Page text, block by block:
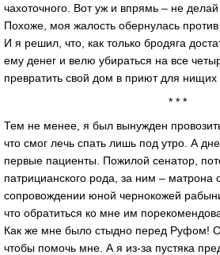
чахоточного. Вот уж и впрямь – не
Похоже, моя жалость обернулась
И я решил, что, как только бродяга
ему денег и велю убираться на все
превратить свой дом в приют для нищих
* * *
Тем не менее, я был вынужден
что смог лечь спать лишь под утро. А
первые пациенты. Пожилой сенатор,
патрицианского рода, за ним – матрона
сопровождении юной чернокожей
что обратиться ко мне им
Как же мне было стыдно перед Руфом!
чтобы помочь мне. А я из-за пустяка